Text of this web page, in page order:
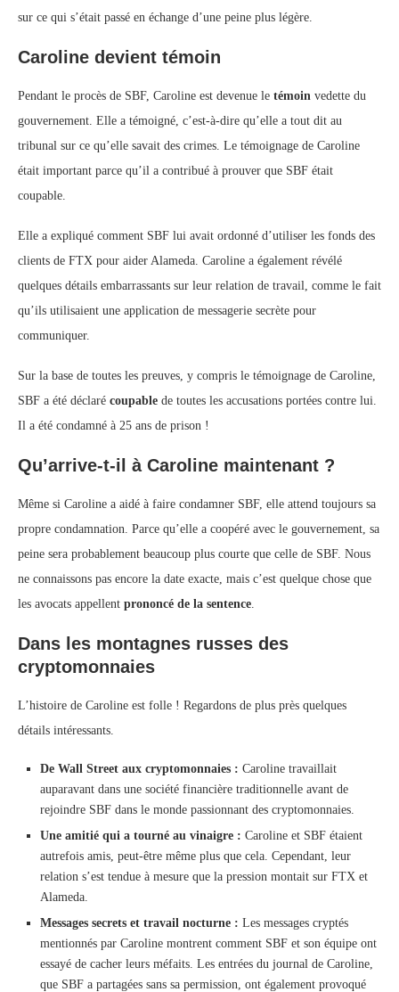
sur ce qui s’était passé en échange d’une peine plus légère.
Caroline devient témoin
Pendant le procès de SBF, Caroline est devenue le témoin vedette du
gouvernement. Elle a témoigné, c’est-à-dire qu’elle a tout dit au
tribunal sur ce qu’elle savait des crimes. Le témoignage de Caroline
était important parce qu’il a contribué à prouver que SBF était
coupable.
Elle a expliqué comment SBF lui avait ordonné d’utiliser les fonds des
clients de FTX pour aider Alameda. Caroline a également révélé
quelques détails embarrassants sur leur relation de travail, comme le fait
qu’ils utilisaient une application de messagerie secrète pour
communiquer.
Sur la base de toutes les preuves, y compris le témoignage de Caroline,
SBF a été déclaré coupable de toutes les accusations portées contre lui.
Il a été condamné à 25 ans de prison !
Qu’arrive-t-il à Caroline maintenant ?
Même si Caroline a aidé à faire condamner SBF, elle attend toujours sa
propre condamnation. Parce qu’elle a coopéré avec le gouvernement, sa
peine sera probablement beaucoup plus courte que celle de SBF. Nous
ne connaissons pas encore la date exacte, mais c’est quelque chose que
les avocats appellent prononcé de la sentence.
Dans les montagnes russes des
cryptomonnaies
L’histoire de Caroline est folle ! Regardons de plus près quelques
détails intéressants.
De Wall Street aux cryptomonnaies : Caroline travaillait
auparavant dans une société financière traditionnelle avant de
rejoindre SBF dans le monde passionnant des cryptomonnaies.
Une amitié qui a tourné au vinaigre : Caroline et SBF étaient
autrefois amis, peut-être même plus que cela. Cependant, leur
relation s’est tendue à mesure que la pression montait sur FTX et
Alameda.
Messages secrets et travail nocturne : Les messages cryptés
mentionnés par Caroline montrent comment SBF et son équipe ont
essayé de cacher leurs méfaits. Les entrées du journal de Caroline,
que SBF a partagées sans sa permission, ont également provoqué